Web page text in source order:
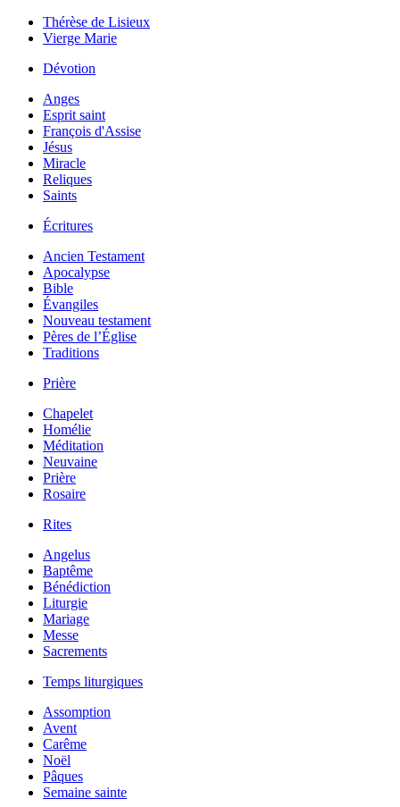
Thérèse de Lisieux
Vierge Marie
Dévotion
Anges
Esprit saint
François d'Assise
Jésus
Miracle
Reliques
Saints
Écritures
Ancien Testament
Apocalypse
Bible
Évangiles
Nouveau testament
Pères de l’Église
Traditions
Prière
Chapelet
Homélie
Méditation
Neuvaine
Prière
Rosaire
Rites
Angelus
Baptême
Bénédiction
Liturgie
Mariage
Messe
Sacrements
Temps liturgiques
Assomption
Avent
Carême
Noël
Pâques
Semaine sainte